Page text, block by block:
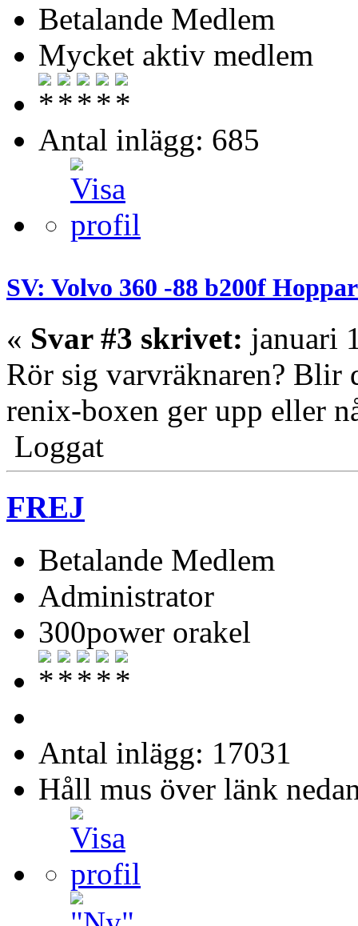
Betalande Medlem
Mycket aktiv medlem
Antal inlägg: 685
SV: Volvo 360 -88 b200f
« Svar #3 skrivet: januari
Rör sig varvräknaren? Blir
renix-boxen ger upp eller
Loggat
FREJ
Betalande Medlem
Administrator
300power orakel
Antal inlägg: 17031
Håll mus över länk